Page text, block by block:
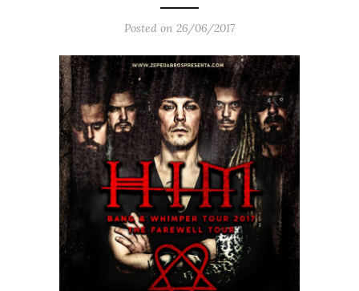
Posted on 26/06/2017